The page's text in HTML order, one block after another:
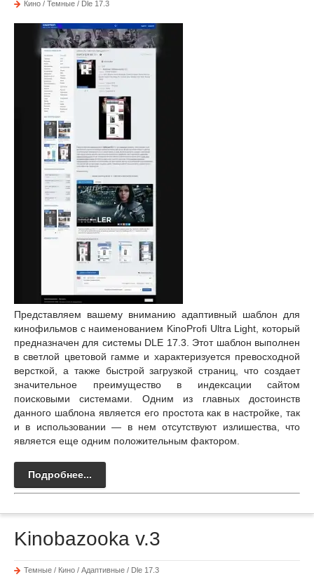
Кино / Темные / Dle 17.3
Представляем вашему вниманию адаптивный шаблон для
кинофильмов с наименованием KinoProfi Ultra Light, который
предназначен для системы DLE 17.3. Этот шаблон выполнен
в светлой цветовой гамме и характеризуется превосходной
версткой, а также быстрой загрузкой страниц, что создает
значительное преимущество в индексации сайтом
поисковыми системами. Одним из главных достоинств
данного шаблона является его простота как в настройке, так
и в использовании — в нем отсутствуют излишества, что
является еще одним положительным фактором.
Подробнее...
Kinobazooka v.3
Темные / Кино / Адаптивные / Dle 17.3